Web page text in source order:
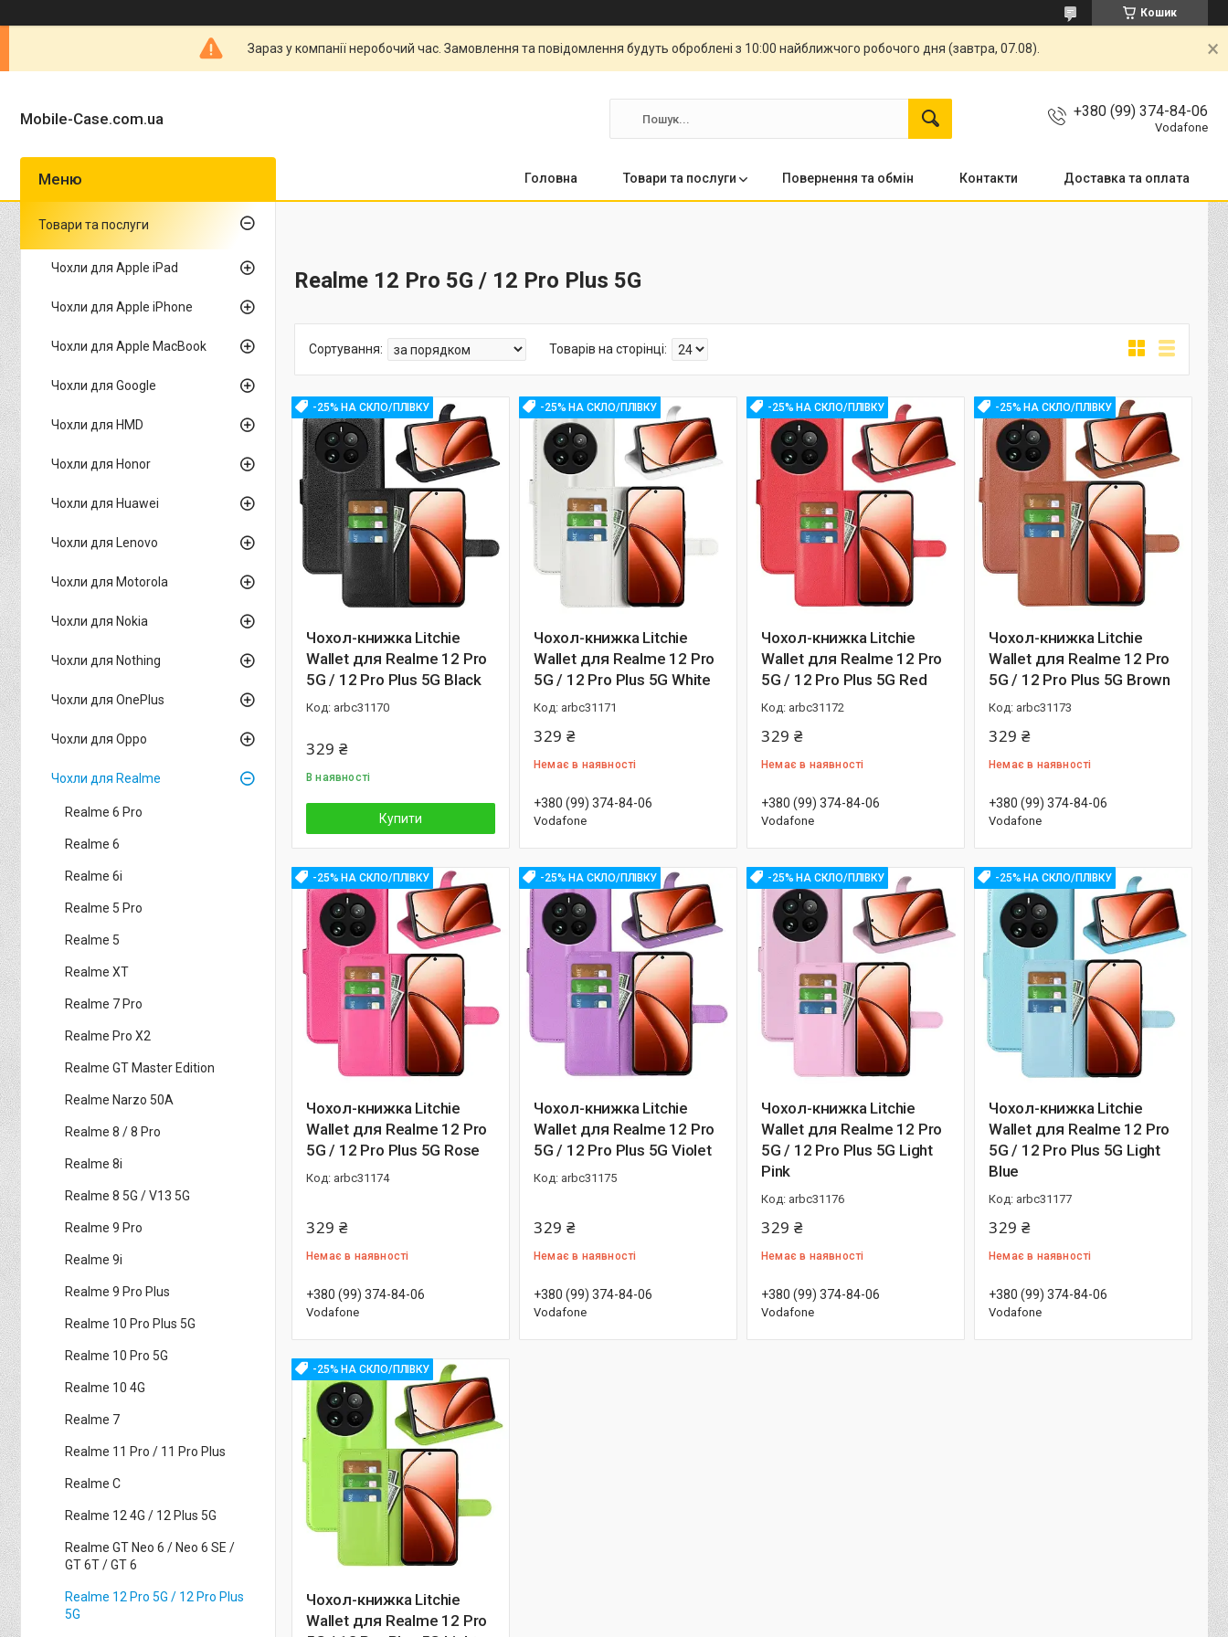
Кошик
Зараз у компанії неробочий час. Замовлення та повідомлення будуть оброблені з 10:00 найближчого робочого дня (завтра, 07.08).
Mobile-Case.com.ua +380 (99) 374-84-06
Vodafone
Головна Товари та послуги Повернення та обмін Контакти Доставка та оплата
Realme 12 Pro 5G / 12 Pro Plus 5G
-25% НА СКЛО/ПЛІВКУ
Чохол-книжка Litchie
Wallet для Realme 12 Pro
5G / 12 Pro Plus 5G​​​​​​​ Black
arbc31170
329 ₴
В наявності
Купити
-25% НА СКЛО/ПЛІВКУ
Чохол-книжка Litchie
Wallet для Realme 12 Pro
5G / 12 Pro Plus 5G​​​​​​​ White
arbc31171
329 ₴
Немає в наявності
+380 (99) 374-84-06
Vodafone
-25% НА СКЛО/ПЛІВКУ
Чохол-книжка Litchie
Wallet для Realme 12 Pro
5G / 12 Pro Plus 5G​​​​​​​ Red
arbc31172
329 ₴
Немає в наявності
+380 (99) 374-84-06
Vodafone
-25% НА СКЛО/ПЛІВКУ
Чохол-книжка Litchie
Wallet для Realme 12 Pro
5G / 12 Pro Plus 5G​​​​​​​ Brown
arbc31173
329 ₴
Немає в наявності
+380 (99) 374-84-06
Vodafone
-25% НА СКЛО/ПЛІВКУ
Чохол-книжка Litchie
Wallet для Realme 12 Pro
5G / 12 Pro Plus 5G​​​​​​​ Rose
arbc31174
329 ₴
Немає в наявності
+380 (99) 374-84-06
Vodafone
-25% НА СКЛО/ПЛІВКУ
Чохол-книжка Litchie
Wallet для Realme 12 Pro
5G / 12 Pro Plus 5G​​​​​​​ Violet
arbc31175
329 ₴
Немає в наявності
+380 (99) 374-84-06
Vodafone
-25% НА СКЛО/ПЛІВКУ
Чохол-книжка Litchie
Wallet для Realme 12 Pro
5G / 12 Pro Plus 5G​​​​​​​ Light
Pink
arbc31176
329 ₴
Немає в наявності
+380 (99) 374-84-06
Vodafone
-25% НА СКЛО/ПЛІВКУ
Чохол-книжка Litchie
Wallet для Realme 12 Pro
5G / 12 Pro Plus 5G​​​​​​​ Light
Blue
arbc31177
329 ₴
Немає в наявності
+380 (99) 374-84-06
Vodafone
-25% НА СКЛО/ПЛІВКУ
Чохол-книжка Litchie
Wallet для Realme 12 Pro
Товари та послуги
Чохли для Apple iPad
Чохли для Apple iPhone
Чохли для Apple MacBook
Чохли для Google
Чохли для HMD
Чохли для Honor
Чохли для Huawei
Чохли для Lenovo
Чохли для Motorola
Чохли для Nokia
Чохли для Nothing
Чохли для OnePlus
Чохли для Oppo
Чохли для Realme
Realme 6 Pro
Realme 6
Realme 6i
Realme 5 Pro
Realme 5
Realme XT
Realme 7 Pro
Realme Pro X2
Realme GT Master Edition
Realme Narzo 50A
Realme 8 / 8 Pro
Realme 8i
Realme 8 5G / V13 5G
Realme 9 Pro
Realme 9i
Realme 9 Pro Plus
Realme 10 Pro Plus 5G
Realme 10 Pro 5G
Realme 10 4G
Realme 7
Realme 11 Pro / 11 Pro Plus
Realme C
Realme 12 4G / 12 Plus 5G
Realme GT Neo 6 / Neo 6 SE /
GT 6T / GT 6
Realme 12 Pro 5G / 12 Pro Plus
5G